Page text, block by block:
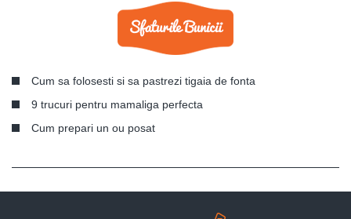
Cum sa folosesti si sa pastrezi tigaia de fonta
9 trucuri pentru mamaliga perfecta
Cum prepari un ou posat